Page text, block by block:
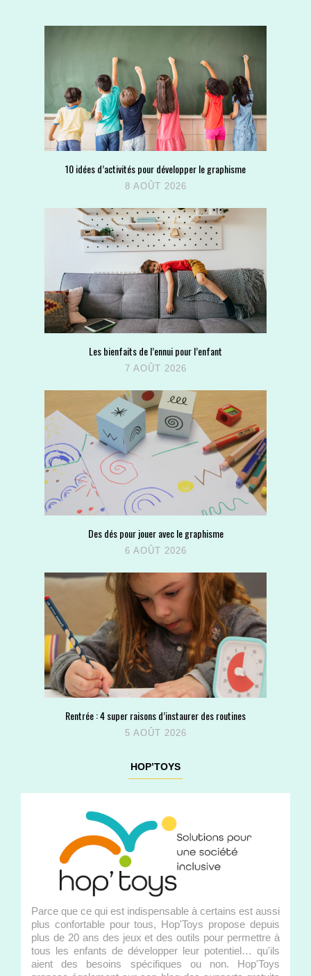
10 idées d’activités pour développer le graphisme
8 AOÛT 2026
Les bienfaits de l’ennui pour l’enfant
7 AOÛT 2026
Des dés pour jouer avec le graphisme
6 AOÛT 2026
Rentrée : 4 super raisons d’instaurer des routines
5 AOÛT 2026
HOP’TOYS
Parce que ce qui est indispensable à certains est aussi
plus confortable pour tous, Hop'Toys propose depuis
plus de 20 ans des jeux et des outils pour permettre à
tous les enfants de développer leur potentiel… qu'ils
aient des besoins spécifiques ou non. Hop'Toys